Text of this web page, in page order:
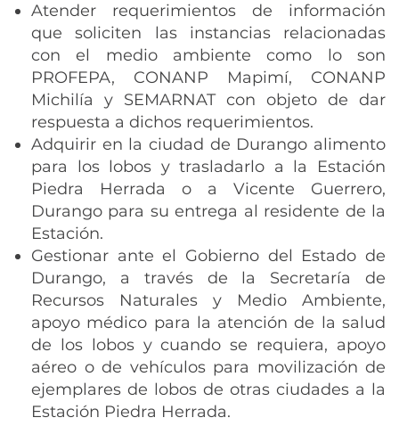
Atender requerimientos de información
que soliciten las instancias relacionadas
con el medio ambiente como lo son
PROFEPA, CONANP Mapimí, CONANP
Michilía y SEMARNAT con objeto de dar
respuesta a dichos requerimientos.
Adquirir en la ciudad de Durango alimento
para los lobos y trasladarlo a la Estación
Piedra Herrada o a Vicente Guerrero,
Durango para su entrega al residente de la
Estación.
Gestionar ante el Gobierno del Estado de
Durango, a través de la Secretaría de
Recursos Naturales y Medio Ambiente,
apoyo médico para la atención de la salud
de los lobos y cuando se requiera, apoyo
aéreo o de vehículos para movilización de
ejemplares de lobos de otras ciudades a la
Estación Piedra Herrada.